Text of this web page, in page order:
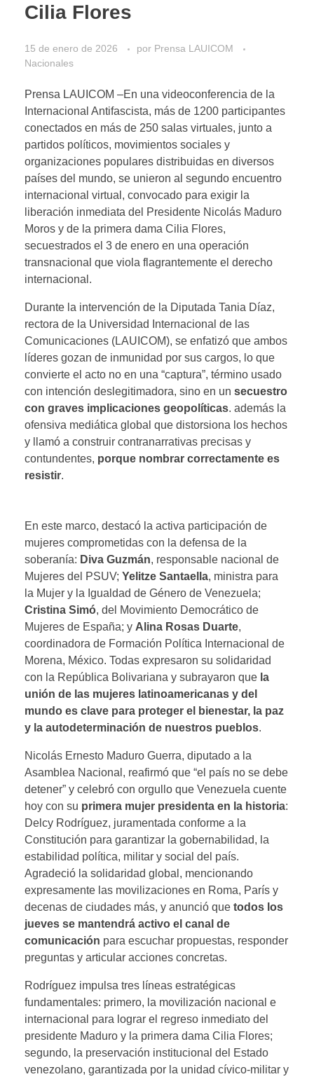
Cilia Flores
15 de enero de 2026 por Prensa LAUICOM
Nacionales
Prensa LAUICOM –En una videoconferencia de la
Internacional Antifascista, más de 1200 participantes
conectados en más de 250 salas virtuales, junto a
partidos políticos, movimientos sociales y
organizaciones populares distribuidas en diversos
países del mundo, se unieron al segundo encuentro
internacional virtual, convocado para exigir la
liberación inmediata del Presidente Nicolás Maduro
Moros y de la primera dama Cilia Flores,
secuestrados el 3 de enero en una operación
transnacional que viola flagrantemente el derecho
internacional.
Durante la intervención de la Diputada Tania Díaz,
rectora de la Universidad Internacional de las
Comunicaciones (LAUICOM), se enfatizó que ambos
líderes gozan de inmunidad por sus cargos, lo que
convierte el acto no en una “captura”, término usado
con intención deslegitimadora, sino en un secuestro
con graves implicaciones geopolíticas. además la
ofensiva mediática global que distorsiona los hechos
y llamó a construir contranarrativas precisas y
contundentes, porque nombrar correctamente es
resistir.
En este marco, destacó la activa participación de
mujeres comprometidas con la defensa de la
soberanía: Diva Guzmán, responsable nacional de
Mujeres del PSUV; Yelitze Santaella, ministra para
la Mujer y la Igualdad de Género de Venezuela;
Cristina Simó, del Movimiento Democrático de
Mujeres de España; y Alina Rosas Duarte,
coordinadora de Formación Política Internacional de
Morena, México. Todas expresaron su solidaridad
con la República Bolivariana y subrayaron que la
unión de las mujeres latinoamericanas y del
mundo es clave para proteger el bienestar, la paz
y la autodeterminación de nuestros pueblos.
Nicolás Ernesto Maduro Guerra, diputado a la
Asamblea Nacional, reafirmó que “el país no se debe
detener” y celebró con orgullo que Venezuela cuente
hoy con su primera mujer presidenta en la historia:
Delcy Rodríguez, juramentada conforme a la
Constitución para garantizar la gobernabilidad, la
estabilidad política, militar y social del país.
Agradeció la solidaridad global, mencionando
expresamente las movilizaciones en Roma, París y
decenas de ciudades más, y anunció que todos los
jueves se mantendrá activo el canal de
comunicación para escuchar propuestas, responder
preguntas y articular acciones concretas.
Rodríguez impulsa tres líneas estratégicas
fundamentales: primero, la movilización nacional e
internacional para lograr el regreso inmediato del
presidente Maduro y la primera dama Cilia Flores;
segundo, la preservación institucional del Estado
venezolano, garantizada por la unidad cívico-militar y